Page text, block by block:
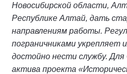
Новосибирской области,
Республике Алтай, дать
направлениям работы.
пограничниками укрепляет
достойно нести службу.
актива проекта